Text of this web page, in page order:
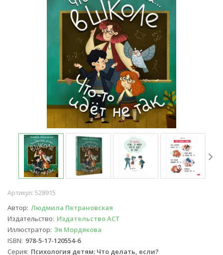
Артикул: 528915
Автор Людмила Петрановская
Издательство Издательство АСТ
Иллюстратор Эя Мордякова
ISBN 978-5-17-120554-6
Серия Психология детям: Что делать, если?